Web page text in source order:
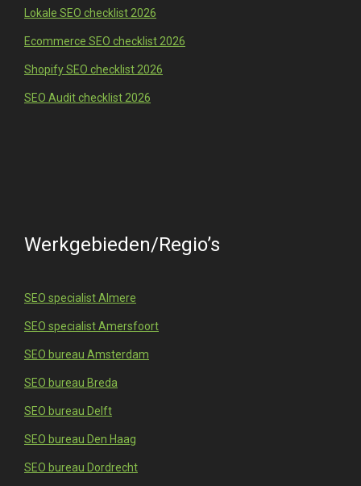
Lokale SEO checklist 2026
Ecommerce SEO checklist 2026
Shopify SEO checklist 2026
SEO Audit checklist 2026
Werkgebieden/Regio’s
SEO specialist Almere
SEO specialist Amersfoort
SEO bureau Amsterdam
SEO bureau Breda
SEO bureau Delft
SEO bureau Den Haag
SEO bureau Dordrecht